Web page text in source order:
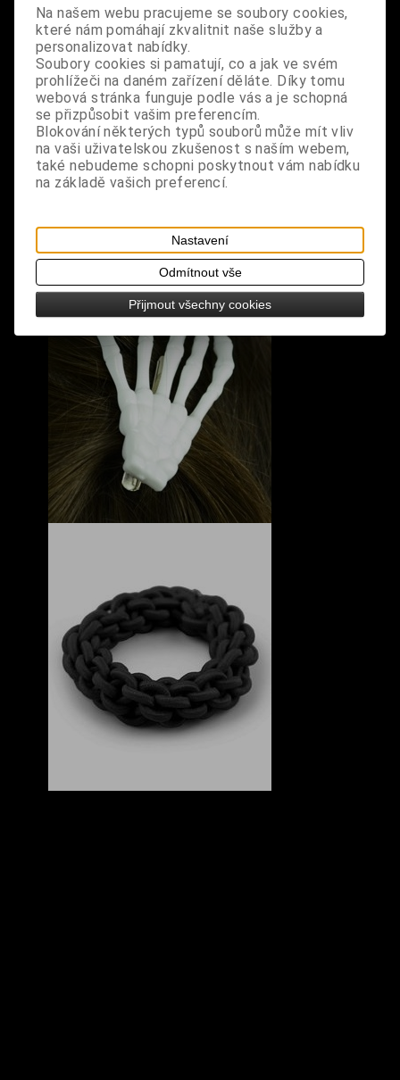
poznámka: punčocháče z hygienických důvodů
nevyměňujeme
S výrobkem se také prodává
Na našem webu pracujeme se soubory cookies,
které nám pomáhají zkvalitnit naše služby a
personalizovat nabídky.
Soubory cookies si pamatují, co a jak ve svém
prohlížeči na daném zařízení děláte. Díky tomu
webová stránka funguje podle vás a je schopná
se přizpůsobit vašim preferencím.
Blokování některých typů souborů může mít vliv
na vaši uživatelskou zkušenost s naším webem,
také nebudeme schopni poskytnout vám nabídku
na základě vašich preferencí.
Nastavení
Odmítnout vše
Přijmout všechny cookies